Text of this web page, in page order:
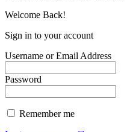
Welcome Back!
Sign in to your account
Username or Email Address
Password
Remember me